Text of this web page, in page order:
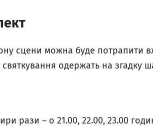
сцени можна буде потрапити
святкування одержать на згадку
рази – o 21.00, 22.00, 23.00